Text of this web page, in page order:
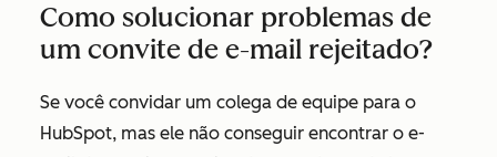
Como solucionar problemas de
um convite de e-mail rejeitado?
Se você convidar um colega de equipe para o
HubSpot, mas ele não conseguir encontrar o e-